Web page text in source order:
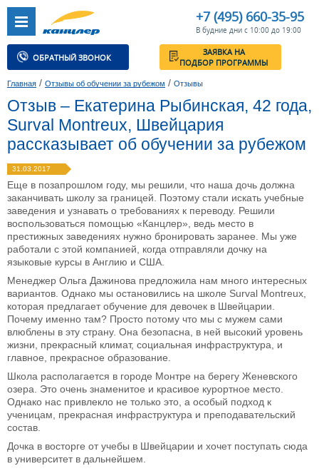
+7 (495) 660-35-95
В будние дни с 10:00 до 19:00
ОБРАТНЫЙ ЗВОНОК
ЗАЯВКА НА
ПОДБОР ПРОГРАММЫ
Главная / Отзывы об обучении за рубежом / Отзывы
Отзыв – Екатерина Рыбинская, 42 года,
Surval Montreux, Швейцария
рассказывает об обучении за рубежом
31.03.2017
Еще в позапрошлом году, мы решили, что наша дочь должна
заканчивать школу за границей. Поэтому стали искать учебные
заведения и узнавать о требованиях к переводу. Решили
воспользоваться помощью «Канцлер», ведь место в
престижных заведениях нужно бронировать заранее. Мы уже
работали с этой компанией, когда отправляли дочку на
языковые курсы в Англию и США.
Менеджер Ольга Дажинова предложила нам много интересных
вариантов. Однако мы остановились на школе Surval Montreux,
которая предлагает обучение для девочек в Швейцарии.
Почему именно там? Просто потому что мы с мужем сами
влюблены в эту страну. Она безопасна, в ней высокий уровень
жизни, прекрасный климат, социальная инфраструктура, и
главное, прекрасное образование.
Школа располагается в городе Монтре на берегу Женевского
озера. Это очень знаменитое и красивое курортное место.
Однако нас привлекло не только это, а особый подход к
ученицам, прекрасная инфраструктура и преподавательский
состав.
Дочка в восторге от учебы в Швейцарии и хочет поступать сюда
в университет в дальнейшем.